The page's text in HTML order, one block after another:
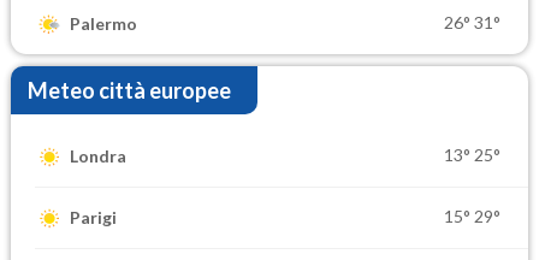
Palermo 26° 31°
Meteo città europee
Londra 13° 25°
Parigi 15° 29°